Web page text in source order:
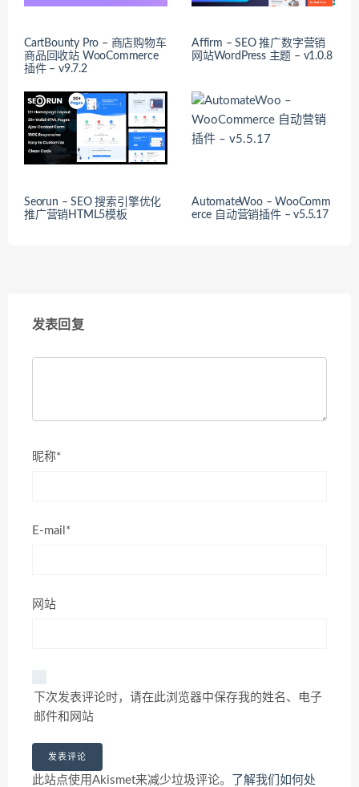
CartBounty Pro – 商店购物车
商品回收站 WooCommerce
插件 – v9.7.2
Affirm – SEO 推广数字营销
网站WordPress 主题 – v1.0.8
Seorun – SEO 搜索引擎优化
推广营销HTML5模板
AutomateWoo – WooComm
erce 自动营销插件 – v5.5.17
发表回复
昵称*
E-mail*
网站
下次发表评论时，请在此浏览器中保存我的姓名、电子
邮件和网站
此站点使用Akismet来减少垃圾评论。
了解我们如何处